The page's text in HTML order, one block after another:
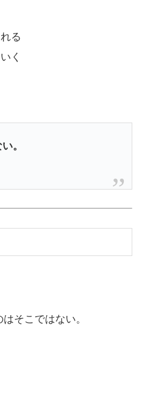
る
く
。
そこではない。